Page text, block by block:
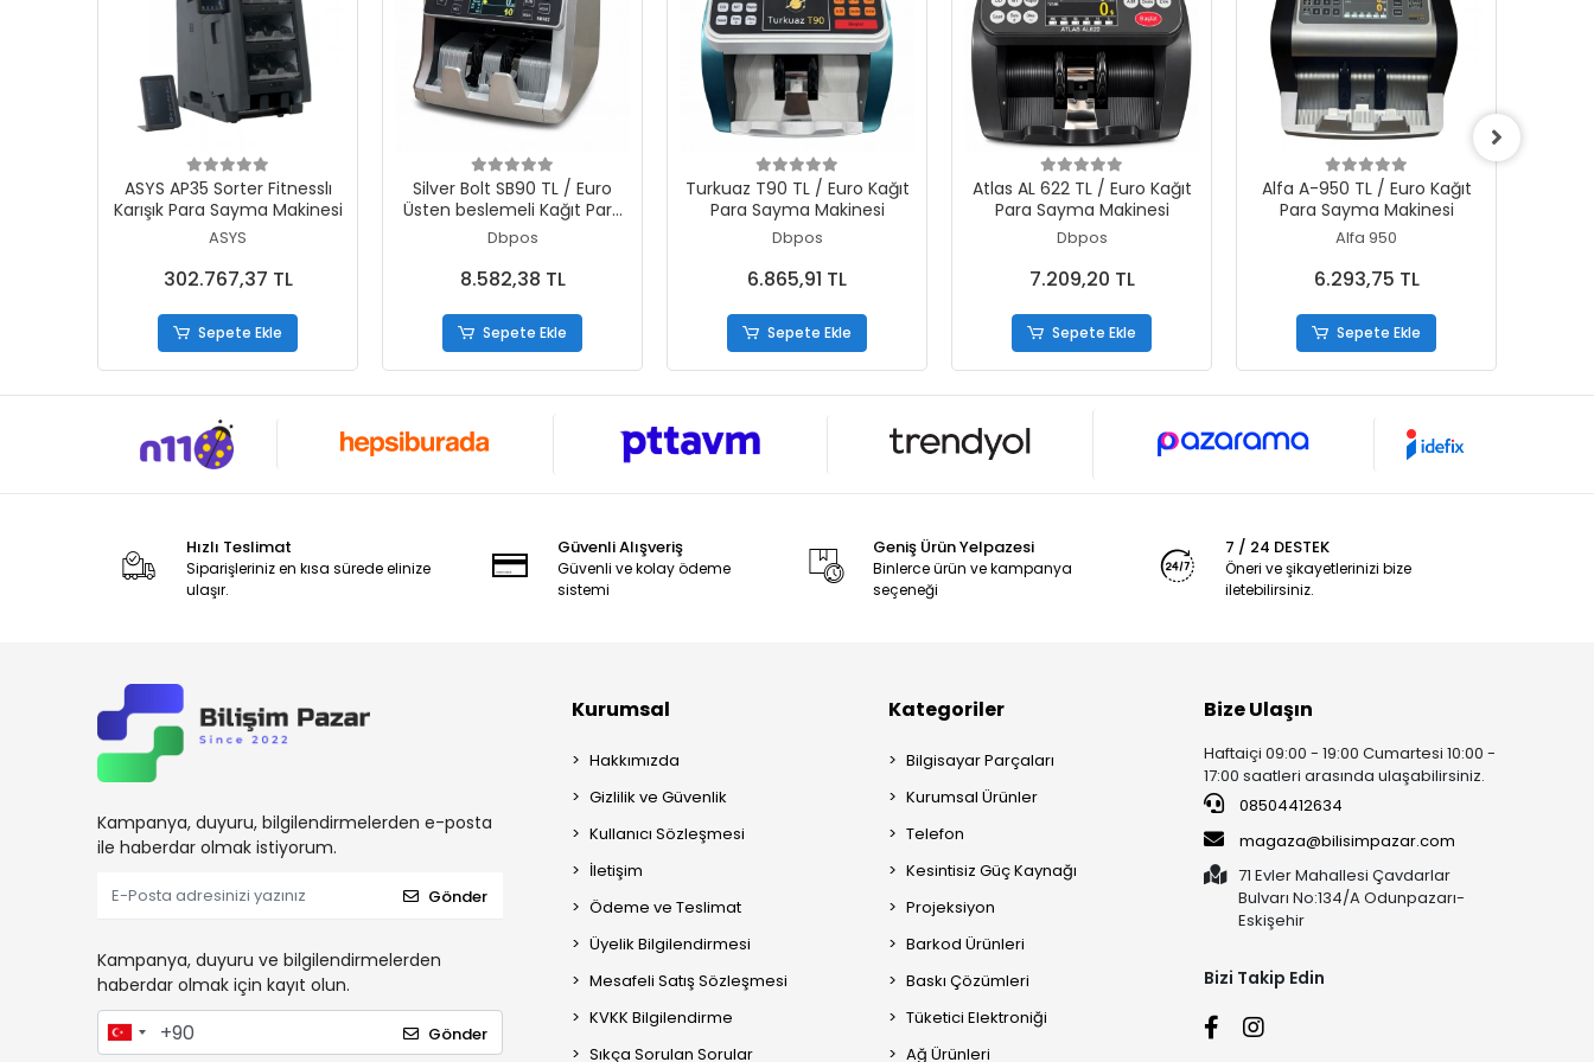
Sepete Ekle
ASYS AP35 Sorter Fitnesslı
Karışık Para Sayma Makinesi
ASYS
302.767,37 TL
Sepete Ekle
Sepete Ekle
Silver Bolt SB90 TL / Euro
Üsten beslemeli Kağıt Para
Sayma Makinesi
Dbpos
8.582,38 TL
Sepete Ekle
Sepete Ekle
Turkuaz T90 TL / Euro Kağıt
Para Sayma Makinesi
Dbpos
6.865,91 TL
Sepete Ekle
Sepete Ekle
Atlas AL 622 TL / Euro Kağıt
Para Sayma Makinesi
Dbpos
7.209,20 TL
Sepete Ekle
Sepete Ekle
Alfa A-950 TL / Euro Kağıt
Para Sayma Makinesi
Alfa 950
6.293,75 TL
Sepete Ekle
Hızlı Teslimat
Siparişleriniz en kısa sürede elinize
ulaşır.
Güvenli Alışveriş
Güvenli ve kolay ödeme
sistemi
Geniş Ürün Yelpazesi
Binlerce ürün ve kampanya
seçeneği
7 / 24 DESTEK
Öneri ve şikayetlerinizi bize
iletebilirsiniz.
Kampanya, duyuru, bilgilendirmelerden e-posta
ile haberdar olmak istiyorum.
Gönder
Kampanya, duyuru ve bilgilendirmelerden
haberdar olmak için kayıt olun.
Gönder
Kurumsal
Hakkımızda
Gizlilik ve Güvenlik
Kullanıcı Sözleşmesi
İletişim
Ödeme ve Teslimat
Üyelik Bilgilendirmesi
Mesafeli Satış Sözleşmesi
KVKK Bilgilendirme
Sıkça Sorulan Sorular
Kategoriler
Bilgisayar Parçaları
Kurumsal Ürünler
Telefon
Kesintisiz Güç Kaynağı
Projeksiyon
Barkod Ürünleri
Baskı Çözümleri
Tüketici Elektroniği
Ağ Ürünleri
Bize Ulaşın
Haftaiçi 09:00 - 19:00 Cumartesi 10:00 -
17:00 saatleri arasında ulaşabilirsiniz.
08504412634
magaza@bilisimpazar.com
71 Evler Mahallesi Çavdarlar
Bulvarı No:134/A Odunpazarı-
Eskişehir
Bizi Takip Edin